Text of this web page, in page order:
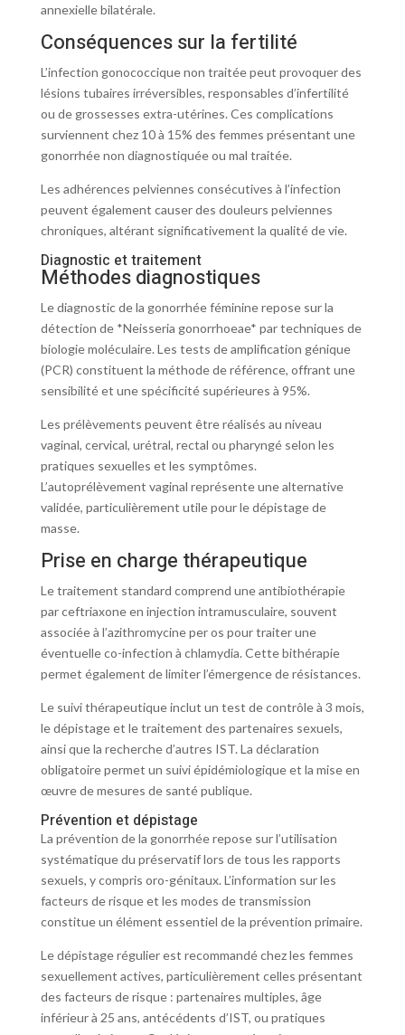
annexielle bilatérale.
Conséquences sur la fertilité
L’infection gonococcique non traitée peut provoquer des
lésions tubaires irréversibles, responsables d’infertilité
ou de grossesses extra-utérines. Ces complications
surviennent chez 10 à 15% des femmes présentant une
gonorrhée non diagnostiquée ou mal traitée.
Les adhérences pelviennes consécutives à l’infection
peuvent également causer des douleurs pelviennes
chroniques, altérant significativement la qualité de vie.
Diagnostic et traitement
Méthodes diagnostiques
Le diagnostic de la gonorrhée féminine repose sur la
détection de *Neisseria gonorrhoeae* par techniques de
biologie moléculaire. Les tests de amplification génique
(PCR) constituent la méthode de référence, offrant une
sensibilité et une spécificité supérieures à 95%.
Les prélèvements peuvent être réalisés au niveau
vaginal, cervical, urétral, rectal ou pharyngé selon les
pratiques sexuelles et les symptômes.
L’autoprélèvement vaginal représente une alternative
validée, particulièrement utile pour le dépistage de
masse.
Prise en charge thérapeutique
Le traitement standard comprend une antibiothérapie
par ceftriaxone en injection intramusculaire, souvent
associée à l’azithromycine per os pour traiter une
éventuelle co-infection à chlamydia. Cette bithérapie
permet également de limiter l’émergence de résistances.
Le suivi thérapeutique inclut un test de contrôle à 3 mois,
le dépistage et le traitement des partenaires sexuels,
ainsi que la recherche d’autres IST. La déclaration
obligatoire permet un suivi épidémiologique et la mise en
œuvre de mesures de santé publique.
Prévention et dépistage
La prévention de la gonorrhée repose sur l’utilisation
systématique du préservatif lors de tous les rapports
sexuels, y compris oro-génitaux. L’information sur les
facteurs de risque et les modes de transmission
constitue un élément essentiel de la prévention primaire.
Le dépistage régulier est recommandé chez les femmes
sexuellement actives, particulièrement celles présentant
des facteurs de risque : partenaires multiples, âge
inférieur à 25 ans, antécédents d’IST, ou pratiques